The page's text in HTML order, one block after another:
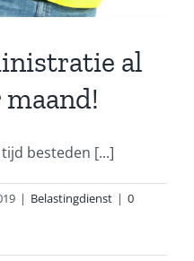
al
tijd besteden [...]
| Belastingdienst | 0